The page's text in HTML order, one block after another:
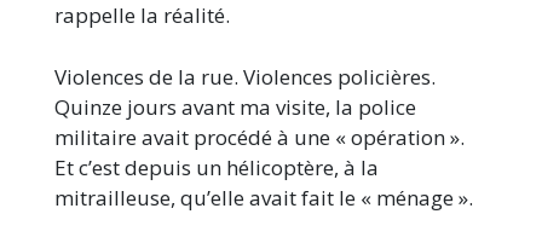
rappelle la réalité.
Violences de la rue. Violences policières.
Quinze jours avant ma visite, la police
militaire avait procédé à une « opération ».
Et c’est depuis un hélicoptère, à la
mitrailleuse, qu’elle avait fait le « ménage ».